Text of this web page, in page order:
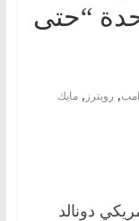
“حتى
, رويترز , مايك
دونالد